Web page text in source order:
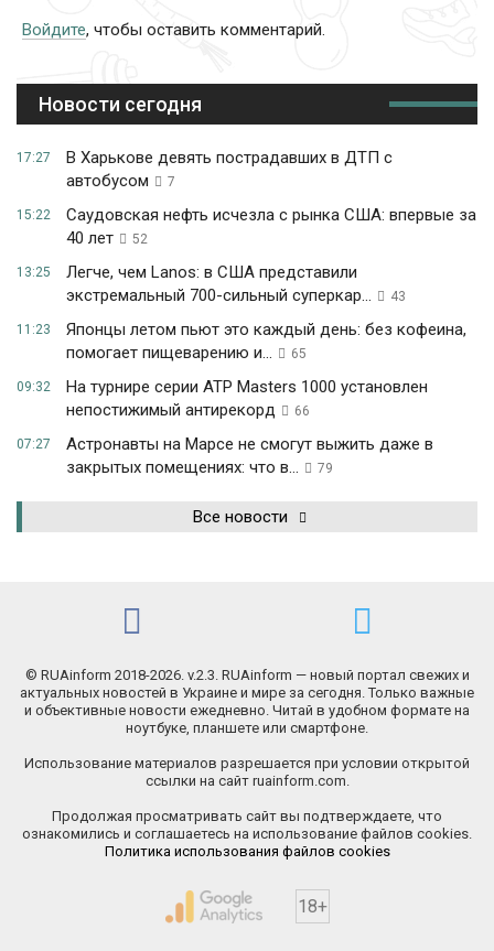
Войдите, чтобы оставить комментарий.
Новости сегодня
17:27
В Харькове девять пострадавших в ДТП с
автобусом
7
15:22
Саудовская нефть исчезла с рынка США: впервые за
40 лет
52
13:25
Легче, чем Lanos: в США представили
экстремальный 700-сильный суперкар...
43
11:23
Японцы летом пьют это каждый день: без кофеина,
помогает пищеварению и...
65
09:32
На турнире серии ATP Masters 1000 установлен
непостижимый антирекорд
66
07:27
Астронавты на Марсе не смогут выжить даже в
закрытых помещениях: что в...
79
Все новости
© RUAinform 2018-2026. v.2.3. RUAinform — новый портал свежих и
актуальных новостей в Украине и мире за сегодня. Только важные
и объективные новости ежедневно. Читай в удобном формате на
ноутбуке, планшете или смартфоне.
Использование материалов разрешается при условии открытой
ссылки на сайт ruainform.com.
Продолжая просматривать сайт вы подтверждаете, что
ознакомились и соглашаетесь на использование файлов cookies.
Политика использования файлов cookies
18+